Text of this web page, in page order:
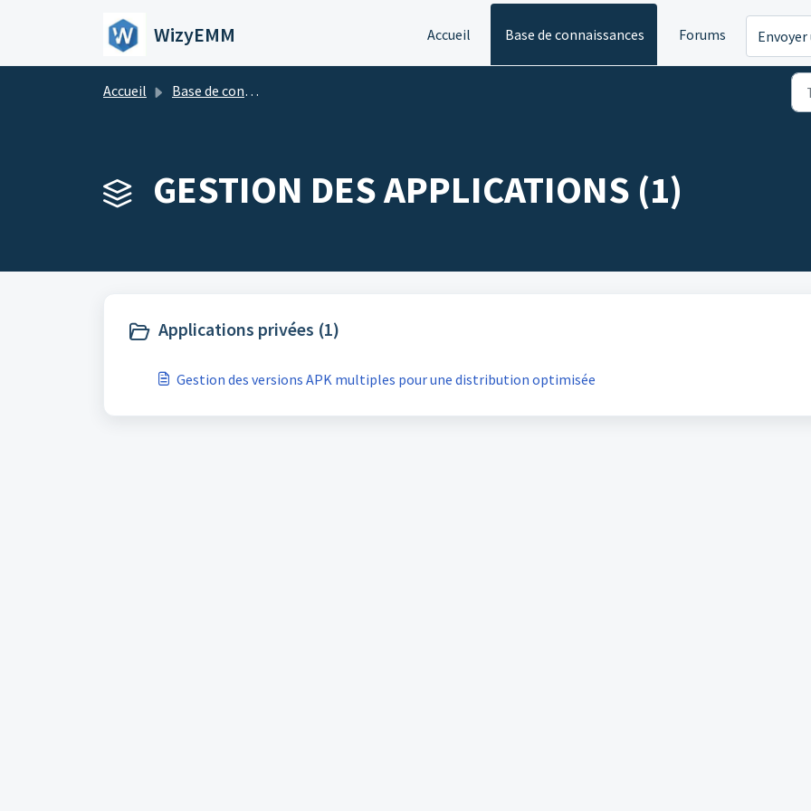
WizyEMM Accueil Base de connaissances Forums
Accueil Base de connaissances
GESTION DES APPLICATIONS (1)
Applications privées (1)
Gestion des versions APK multiples pour une distribution optimisée